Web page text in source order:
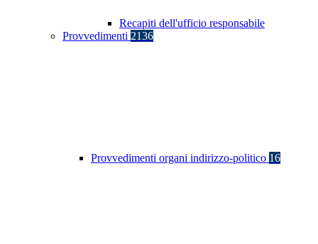
Recapiti dell'ufficio responsabile
Provvedimenti 2136
Provvedimenti organi indirizzo-politico 16